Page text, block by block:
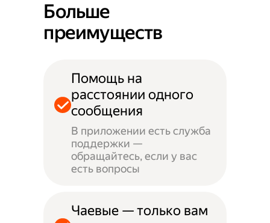
Больше
преимуществ
Помощь на
расстоянии одного
сообщения
В приложении есть служба
поддержки —
обращайтесь, если у вас
есть вопросы
Чаевые — только вам